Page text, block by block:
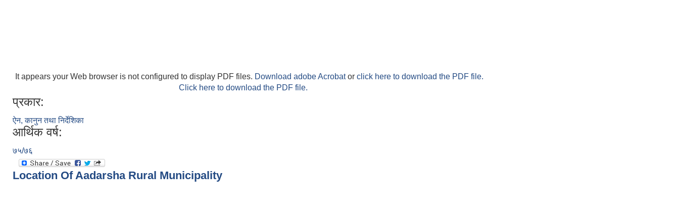
It appears your Web browser is not configured to display PDF files. Download adobe Acrobator click here to download the PDF file.
Click here to download the PDF file.
प्रकार:
ऐन, कानुन तथा निर्देशिका
आर्थिक वर्ष:
७५/७६
Location Of Aadarsha Rural Municipality